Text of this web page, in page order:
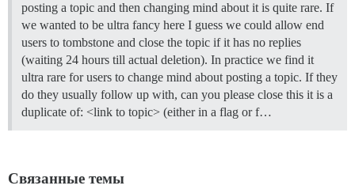
posting a topic and then changing mind about it is quite rare. If
we wanted to be ultra fancy here I guess we could allow end
users to tombstone and close the topic if it has no replies
(waiting 24 hours till actual deletion). In practice we find it
ultra rare for users to change mind about posting a topic. If they
do they usually follow up with, can you please close this it is a
duplicate of: <link to topic> (either in a flag or f…
Связанные темы